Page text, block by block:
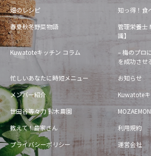
畑のレシピ
知っ得！食
春夏秋冬野菜物語
管理栄養士
識】
Kuwatoteキッチン コラム
– 梅のプロ
を成功さ
忙しいあなたに時短メニュー
お知らせ
メンバー紹介
Kuwatote
世田谷等々力 鈴木農園
教えて！農家さん
利用規約
プライバシーポリシー
運営会社